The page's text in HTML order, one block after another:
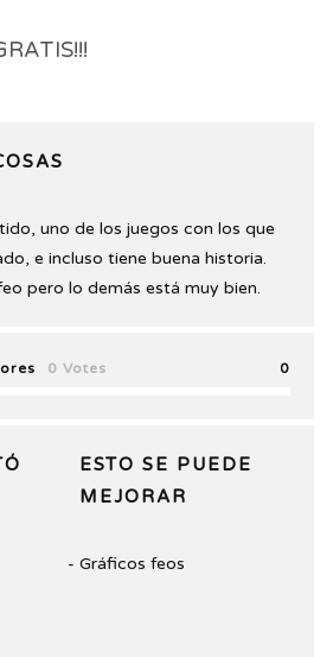
uno de los juegos con los que
e incluso tiene buena historia.
pero lo demás está muy bien.
0 Votes 0
ESTO SE PUEDE
MEJORAR
Gráficos feos